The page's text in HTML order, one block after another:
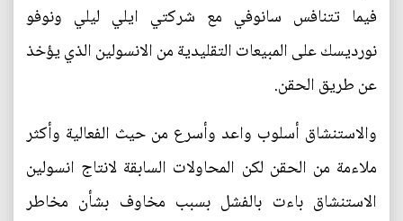
فيما تتنافس سانوفي مع شركتي ايلي ليلي ونوفو
نورديسك على المبيعات التقليدية من الانسولين الذي يؤخذ
عن طريق الحقن.
والاستنشاق أسلوب واعد وأسرع من حيث الفعالية وأكثر
ملاءمة من الحقن لكن المحاولات السابقة لانتاج انسولين
الاستنشاق باءت بالفشل بسبب مخاوف بشأن مخاطر